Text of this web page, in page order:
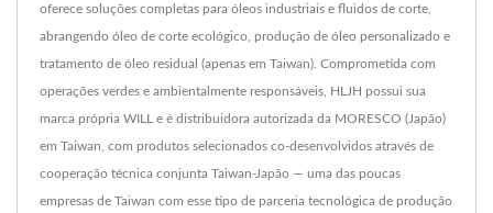
oferece soluções completas para óleos industriais e fluidos de corte,
abrangendo óleo de corte ecológico, produção de óleo personalizado e
tratamento de óleo residual (apenas em Taiwan). Comprometida com
operações verdes e ambientalmente responsáveis, HLJH possui sua
marca própria WILL e é distribuidora autorizada da MORESCO (Japão)
em Taiwan, com produtos selecionados co-desenvolvidos através de
cooperação técnica conjunta Taiwan-Japão — uma das poucas
empresas de Taiwan com esse tipo de parceria tecnológica de produção